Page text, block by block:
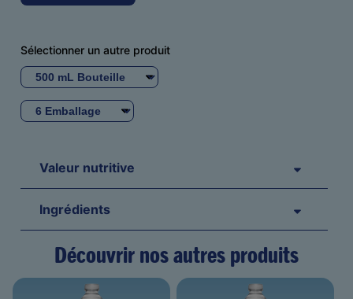
Sélectionner un autre produit
Taille
de
la
bouteille
Bouteille
unitaire
Valeur nutritive
Ingrédients
Découvrir nos autres produits